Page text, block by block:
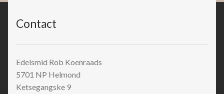
Contact
Edelsmid Rob Koenraads
5701 NP Helmond
Ketsegangske 9